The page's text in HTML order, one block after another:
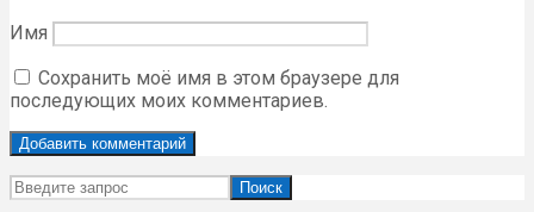
Имя
Сохранить моё имя в этом браузере для
последующих моих комментариев.
Поиск